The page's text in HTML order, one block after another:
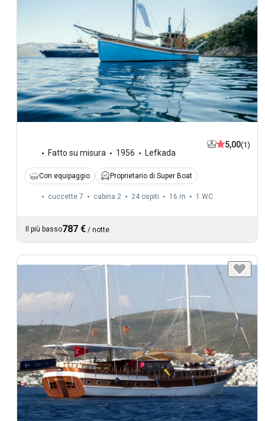
Fatto su misura 1956 Lefkada
5,00(1)
Con equipaggio Proprietario di Super Boat
cuccette 7 cabina 2 24 ospiti 16 m 1 WC
Il più basso787 € / notte